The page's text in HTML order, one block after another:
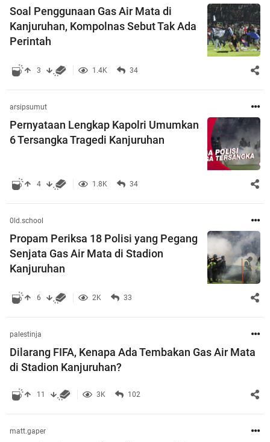
Soal Penggunaan Gas Air Mata di
Kanjuruhan, Kompolnas Sebut Tak Ada
Perintah
3 1.4K 34
arsipsumut
Pernyataan Lengkap Kapolri Umumkan
6 Tersangka Tragedi Kanjuruhan
4 1.8K 34
0ld.school
Propam Periksa 18 Polisi yang Pegang
Senjata Gas Air Mata di Stadion
Kanjuruhan
6 2K 33
palestinja
Dilarang FIFA, Kenapa Ada Tembakan Gas Air Mata
di Stadion Kanjuruhan?
11 3K 102
matt.gaper